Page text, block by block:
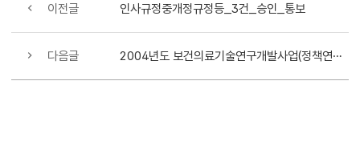
이전글 인사규정중개정규정등_3건_승인_통보
다음글 2004년도 보건의료기술연구개발사업(정책연구) 공고